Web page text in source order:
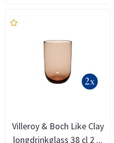
Villeroy & Boch Like Clay
longdrinkglass 38 cl 2 ...